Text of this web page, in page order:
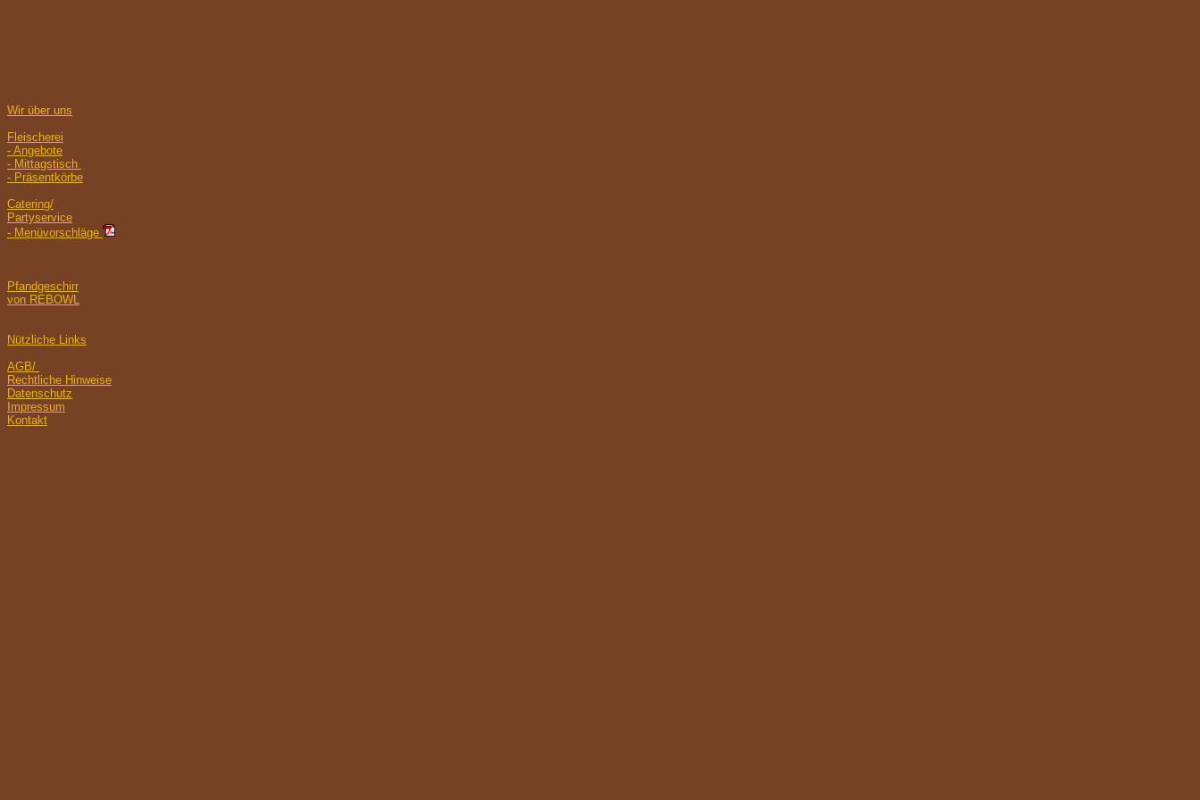
Wir über uns
Fleischerei
- Angebote
- Mittagstisch
- Präsentkörbe
Catering/
Partyservice
- Menüvorschläge
Pfandgeschirr
von REBOWL
Nützliche Links
AGB/
Rechtliche Hinweise
Datenschutz
Impressum
Kontakt